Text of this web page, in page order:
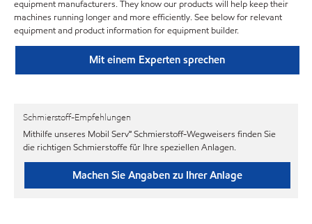
equipment manufacturers. They know our products will help keep their
machines running longer and more efficiently. See below for relevant
equipment and product information for equipment builder.
Mit einem Experten sprechen
Schmierstoff-Empfehlungen
Mithilfe unseres Mobil Serv℠ Schmierstoff-Wegweisers finden Sie
die richtigen Schmierstoffe für Ihre speziellen Anlagen.
Machen Sie Angaben zu Ihrer Anlage